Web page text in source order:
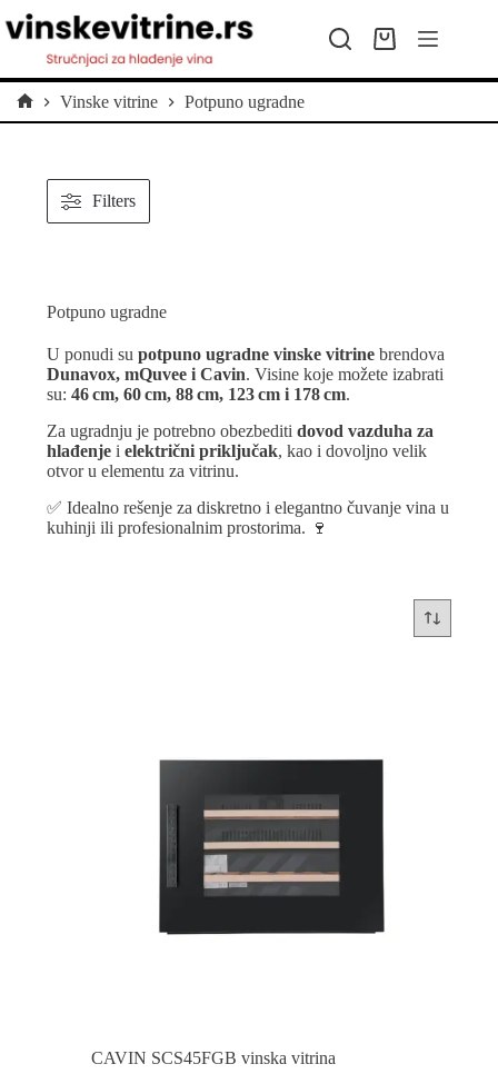
na
Kolica
kupovinu
Početna
Vinske vitrine Potpuno ugradne
Potpuno ugradne
U ponudi su potpuno ugradne vinske vitrinebrendova
Dunavox, mQuvee i Cavin. Visine koje možete izabrati
su: 46 cm, 60 cm, 88 cm, 123 cm i 178 cm.
Za ugradnju je potrebno obezbediti dovod vazduha za
hlađenjei električni priključak, kao i dovoljno velik
otvor u elementu za vitrinu.
✅ Idealno rešenje za diskretno i elegantno čuvanje vina u
kuhinji ili profesionalnim prostorima. 🍷
CAVIN SCS45FGB vinska vitrina
Filters